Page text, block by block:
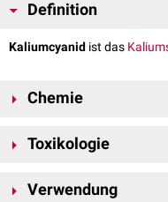
Definition
Kaliumcyanid ist das
Chemie
als farbloser,kristalliner
besitzt eine
molare Masse
Toxikologie
hochtoxischeBlausäure
Verwendung